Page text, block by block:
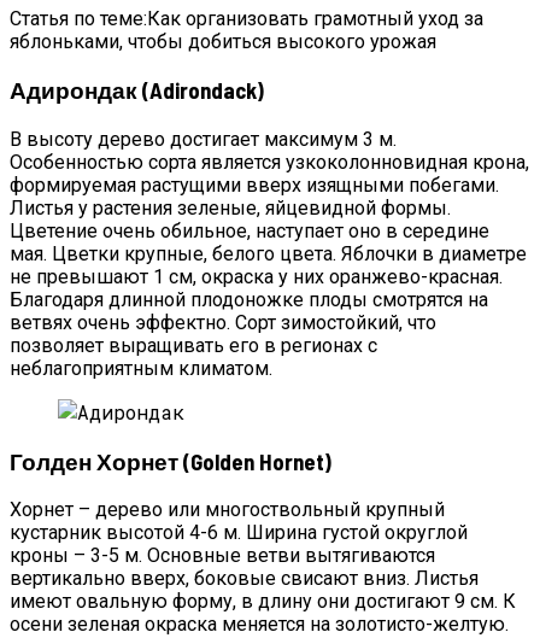
Статья по теме:Как организовать грамотный уход за
яблоньками, чтобы добиться высокого урожая
Адирондак (Adirondack)
В высоту дерево достигает максимум 3 м.
Особенностью сорта является узкоколонновидная крона,
формируемая растущими вверх изящными побегами.
Листья у растения зеленые, яйцевидной формы.
Цветение очень обильное, наступает оно в середине
мая. Цветки крупные, белого цвета. Яблочки в диаметре
не превышают 1 см, окраска у них оранжево-красная.
Благодаря длинной плодоножке плоды смотрятся на
ветвях очень эффектно. Сорт зимостойкий, что
позволяет выращивать его в регионах с
неблагоприятным климатом.
Голден Хорнет (Golden Hornet)
Хорнет – дерево или многоствольный крупный
кустарник высотой 4-6 м. Ширина густой округлой
кроны – 3-5 м. Основные ветви вытягиваются
вертикально вверх, боковые свисают вниз. Листья
имеют овальную форму, в длину они достигают 9 см. К
осени зеленая окраска меняется на золотисто-желтую.